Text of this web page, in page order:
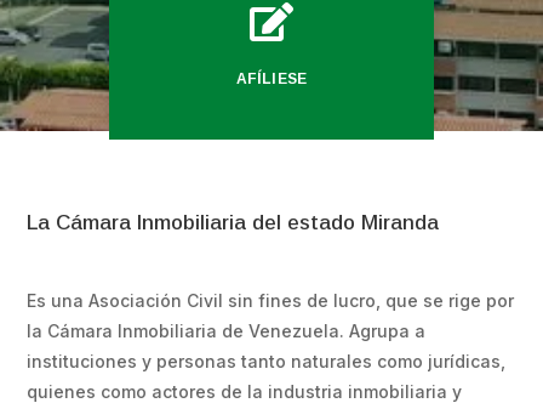

AFÍLIESE
La Cámara Inmobiliaria del estado Miranda
Es una Asociación Civil sin fines de lucro, que se rige por
la Cámara Inmobiliaria de Venezuela. Agrupa a
instituciones y personas tanto naturales como jurídicas,
quienes como actores de la industria inmobiliaria y